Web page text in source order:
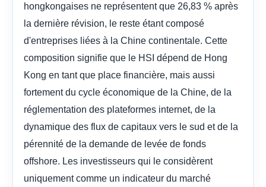
hongkongaises ne représentent que 26,83 % après
la dernière révision, le reste étant composé
d'entreprises liées à la Chine continentale. Cette
composition signifie que le HSI dépend de Hong
Kong en tant que place financière, mais aussi
fortement du cycle économique de la Chine, de la
réglementation des plateformes internet, de la
dynamique des flux de capitaux vers le sud et de la
pérennité de la demande de levée de fonds
offshore. Les investisseurs qui le considèrent
uniquement comme un indicateur du marché